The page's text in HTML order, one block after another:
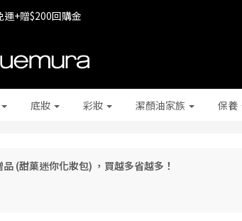
運+贈$200回購金
運+贈$200回購金
贈抹茶潔顏油15ml
+贈$200回購金
底妝 彩妝 潔顏油家族 保養
(甜菓迷你化妝包) ，買越多省越多！